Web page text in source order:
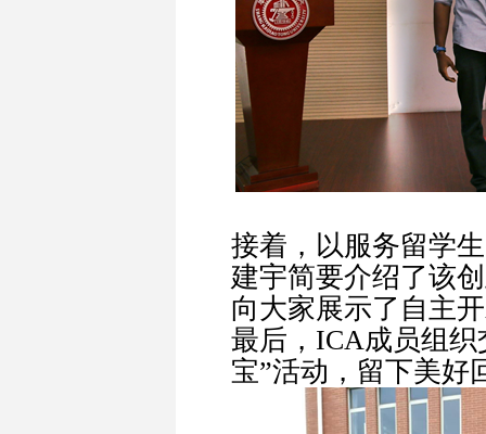
接着，以服务留学
建宇简要介绍了该
向大家展示了自主
最后，ICA成员组织
宝”活动，留下美好